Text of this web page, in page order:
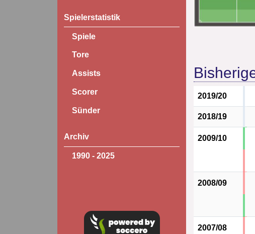
Spielerstatistik
Spiele
Tore
Assists
Scorer
Sünder
Archiv
1990 - 2025
2019/20
2018/19
2009/10
2008/09
2007/08